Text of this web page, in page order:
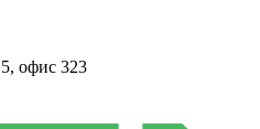
офис 323